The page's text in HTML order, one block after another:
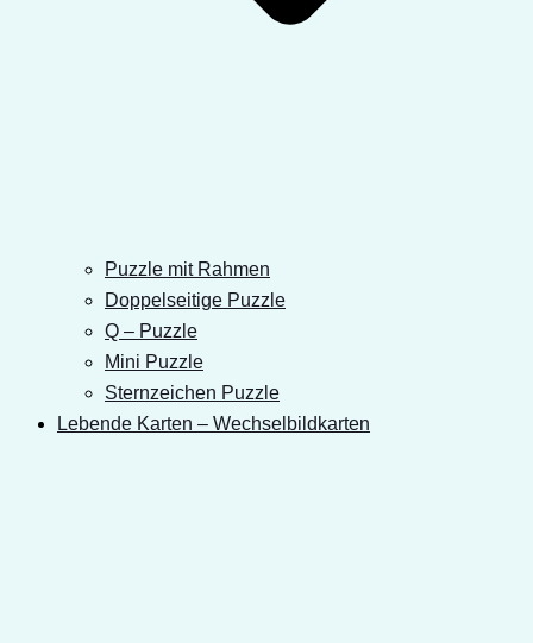
Puzzle mit Rahmen
Doppelseitige Puzzle
Q – Puzzle
Mini Puzzle
Sternzeichen Puzzle
Lebende Karten – Wechselbildkarten